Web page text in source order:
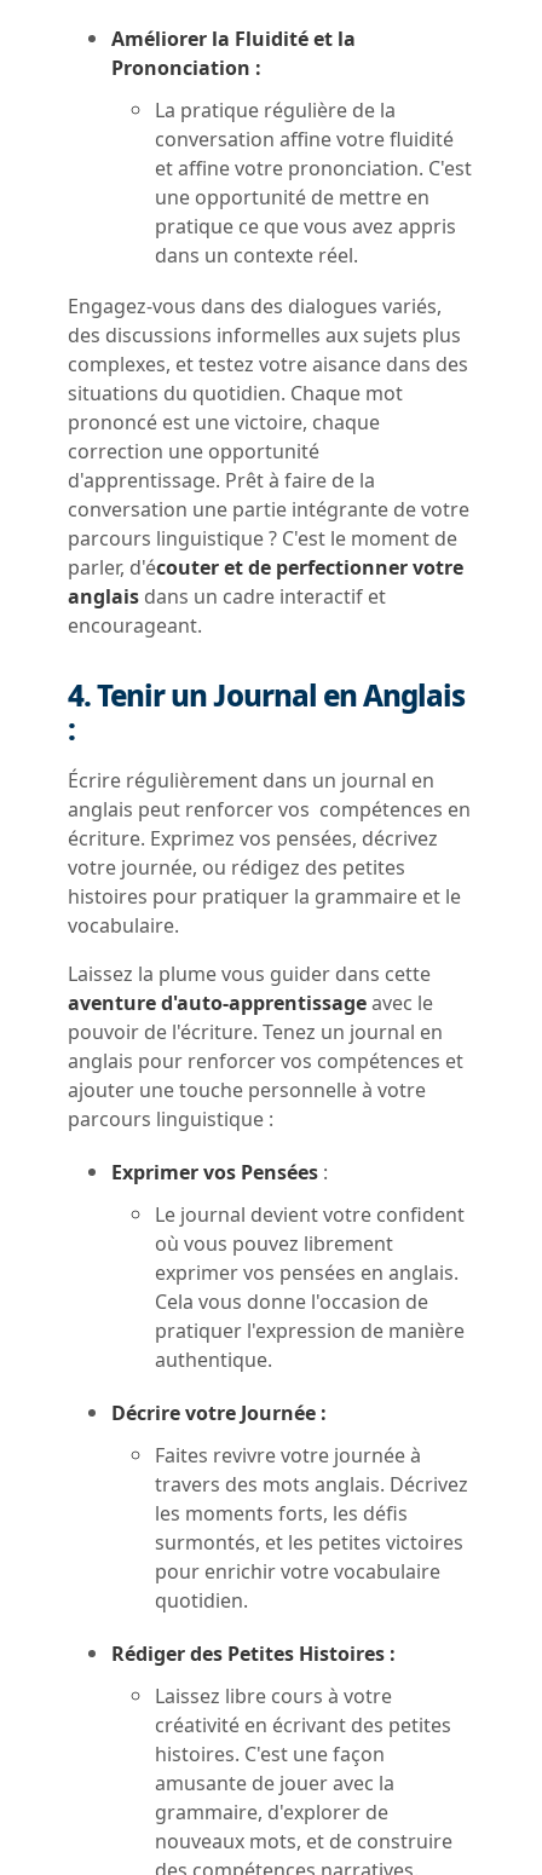
Améliorer la Fluidité et la
Prononciation :
La pratique régulière de la
conversation affine votre fluidité
et affine votre prononciation. C'est
une opportunité de mettre en
pratique ce que vous avez appris
dans un contexte réel.
Engagez-vous dans des dialogues variés,
des discussions informelles aux sujets plus
complexes, et testez votre aisance dans des
situations du quotidien. Chaque mot
prononcé est une victoire, chaque
correction une opportunité
d'apprentissage. Prêt à faire de la
conversation une partie intégrante de votre
parcours linguistique ? C'est le moment de
parler, d'écouter et de perfectionner votre
anglais dans un cadre interactif et
encourageant.
4. Tenir un Journal en Anglais
:
Écrire régulièrement dans un journal en
anglais peut renforcer vos compétences en
écriture. Exprimez vos pensées, décrivez
votre journée, ou rédigez des petites
histoires pour pratiquer la grammaire et le
vocabulaire.
Laissez la plume vous guider dans cette
aventure d'auto-apprentissageavec le
pouvoir de l'écriture. Tenez un journal en
anglais pour renforcer vos compétences et
ajouter une touche personnelle à votre
parcours linguistique :
Exprimer vos Pensées :
Le journal devient votre confident
où vous pouvez librement
exprimer vos pensées en anglais.
Cela vous donne l'occasion de
pratiquer l'expression de manière
authentique.
Décrire votre Journée :
Faites revivre votre journée à
travers des mots anglais. Décrivez
les moments forts, les défis
surmontés, et les petites victoires
pour enrichir votre vocabulaire
quotidien.
Rédiger des Petites Histoires :
Laissez libre cours à votre
créativité en écrivant des petites
histoires. C'est une façon
amusante de jouer avec la
grammaire, d'explorer de
nouveaux mots, et de construire